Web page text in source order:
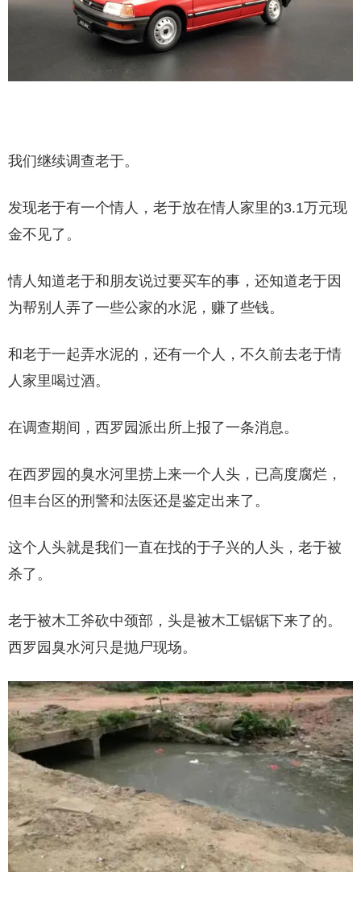
我们继续调查老于。
发现老于有一个情人，老于放在情人家里的3.1万元现
金不见了。
情人知道老于和朋友说过要买车的事，还知道老于因
为帮别人弄了一些公家的水泥，赚了些钱。
和老于一起弄水泥的，还有一个人，不久前去老于情
人家里喝过酒。
在调查期间，西罗园派出所上报了一条消息。
在西罗园的臭水河里捞上来一个人头，已高度腐烂，
但丰台区的刑警和法医还是鉴定出来了。
这个人头就是我们一直在找的于子兴的人头，老于被
杀了。
老于被木工斧砍中颈部，头是被木工锯锯下来了的。
西罗园臭水河只是抛尸现场。